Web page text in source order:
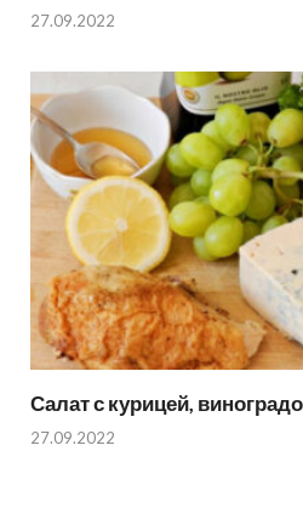
27.09.2022
Салат с курицей,
27.09.2022